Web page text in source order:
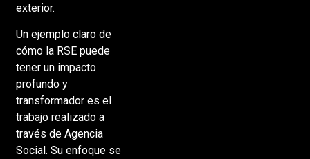
exterior.
Un ejemplo claro de
cómo la RSE puede
tener un impacto
profundo y
transformador es el
trabajo realizado a
través de Agencia
Social. Su enfoque se